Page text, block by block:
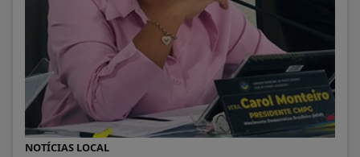
NOTÍCIAS LOCAL